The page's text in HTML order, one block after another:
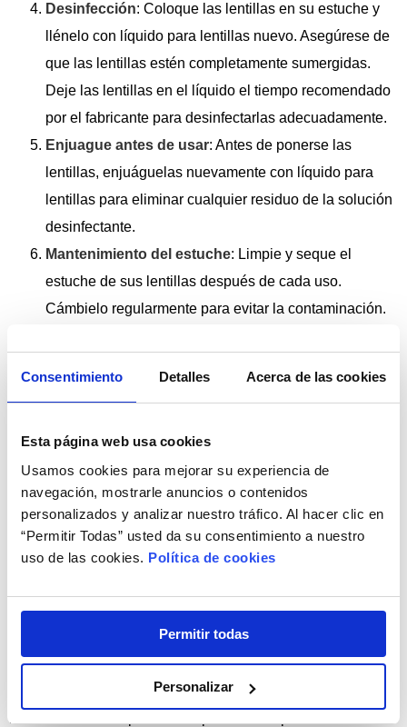
Consentimiento Detalles Acerca de las cookies
Esta página web usa cookies
Usamos cookies para mejorar su experiencia de
navegación, mostrarle anuncios o contenidos
personalizados y analizar nuestro tráfico. Al hacer clic en
“Permitir Todas” usted da su consentimiento a nuestro
uso de las cookies. Política de cookies
Permitir todas
Personalizar
Desinfección: Coloque las lentillas en su estuche y
llénelo con líquido para lentillas nuevo. Asegúrese de
que las lentillas estén completamente sumergidas.
Deje las lentillas en el líquido el tiempo recomendado
por el fabricante para desinfectarlas adecuadamente.
Enjuague antes de usar: Antes de ponerse las
lentillas, enjuáguelas nuevamente con líquido para
lentillas para eliminar cualquier residuo de la solución
desinfectante.
Mantenimiento del estuche: Limpie y seque el
estuche de sus lentillas después de cada uso.
Cámbielo regularmente para evitar la contaminación.
Siguiendo estos pasos, asegurará que sus lentillas estén no
solo limpias sino también seguras y cómodas para el uso
diario.
Tipos de Líquidos para Lentillas: Compra en
nuestra tienda online
EnLentes de Contacto 365, nos comprometemos a ofrecer